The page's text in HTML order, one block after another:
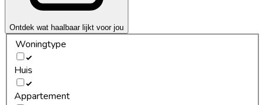
Ontdek wat haalbaar lijkt voor jou
Woningtype
Huis
Appartement